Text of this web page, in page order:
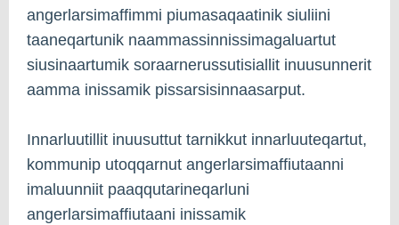
angerlarsimaffimmi piumasaqaatinik siuliini
taaneqartunik naammassinnissimagaluartut
siusinaartumik soraarnerussutisiallit inuusunnerit
aamma inissamik pissarsisinnaasarput.
Innarluutillit inuusuttut tarnikkut innarluuteqartut,
kommunip utoqqarnut angerlarsimaffiutaanni
imaluunniit paaqqutarineqarluni
angerlarsimaffiutaani inissamik